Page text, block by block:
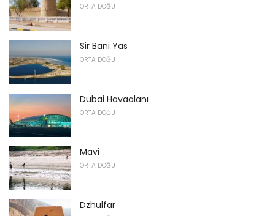
ORTA DOĞU
Sir Bani Yas
ORTA DOĞU
Dubai Havaalanı
ORTA DOĞU
Mavi
ORTA DOĞU
Dzhulfar